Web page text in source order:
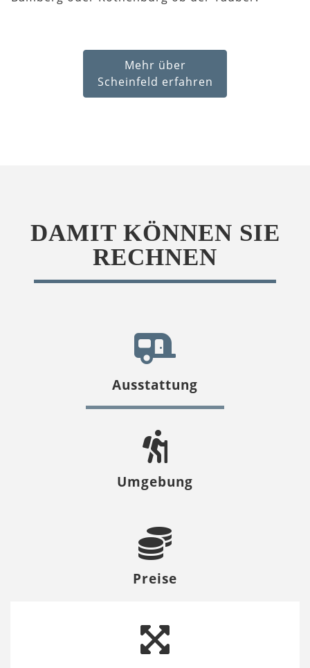
Mehr über
Scheinfeld erfahren
DAMIT KÖNNEN SIE
RECHNEN
Ausstattung
Umgebung
Preise